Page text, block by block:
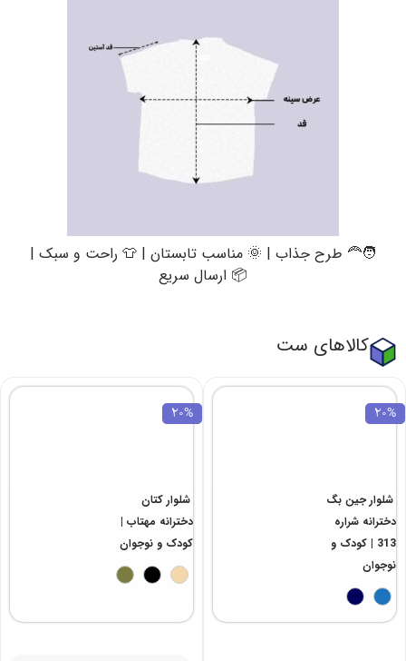
🧑‍🦰 طرح جذاب | 🌞 مناسب تابستان | 👕 راحت و سبک |
📦 ارسال سریع
کالاهای ست
20%
20%
شلوار کتان
دخترانه مهتاب |
کودک و نوجوان